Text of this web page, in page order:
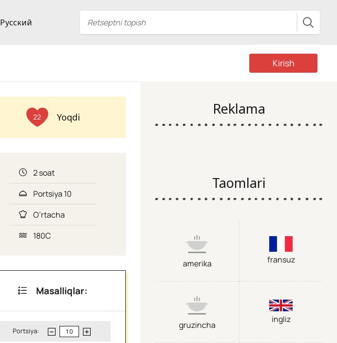
Русский
Kirish
22 Yoqdi
2 soat
Portsiya 10
O’rtacha
180C
Masalliqlar:
Portsiya:
Reklama
Taomlari
amerika fransuz
gruzincha
ingliz